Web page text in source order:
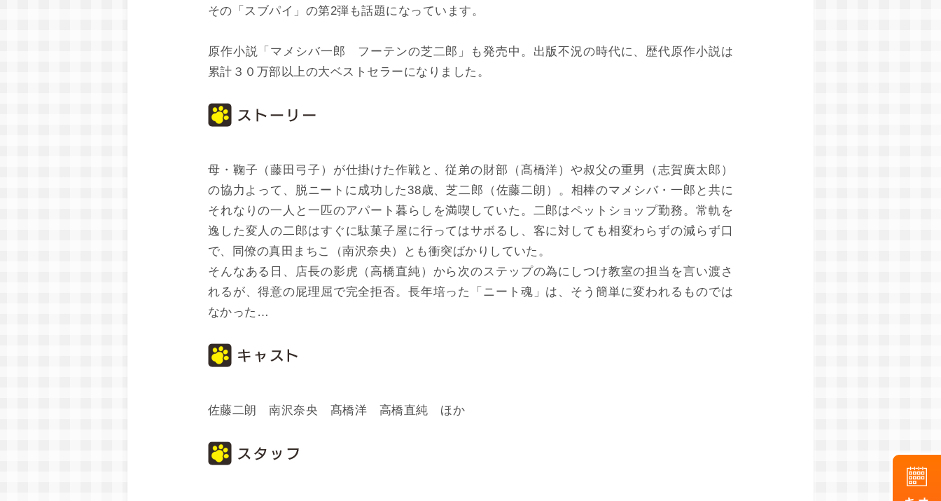
その「スブパイ」の第2弾も話題になっています。
原作小説「マメシバ一郎 フーテンの芝二郎」も発売中。出版不況の時代に、歴代原作小説は
累計３０万部以上の大ベストセラーになりました。
母・鞠子（藤田弓子）が仕掛けた作戦と、従弟の財部（髙橋洋）や叔父の重男（志賀廣太郎）
の協力よって、脱ニートに成功した38歳、芝二郎（佐藤二朗）。相棒のマメシバ・一郎と共に
それなりの一人と一匹のアパート暮らしを満喫していた。二郎はペットショップ勤務。常軌を
逸した変人の二郎はすぐに駄菓子屋に行ってはサボるし、客に対しても相変わらずの減らず口
で、同僚の真田まちこ（南沢奈央）とも衝突ばかりしていた。
そんなある日、店長の影虎（高橋直純）から次のステップの為にしつけ教室の担当を言い渡さ
れるが、得意の屁理屈で完全拒否。長年培った「ニート魂」は、そう簡単に変われるものでは
なかった…
佐藤二朗 南沢奈央 髙橋洋 高橋直純 ほか